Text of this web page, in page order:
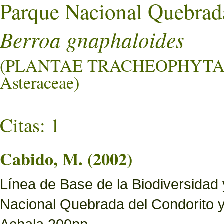
Parque Nacional
Berroa gnaphaloides
(PLANTAE
Asteraceae)
Citas: 1
Cabido, M. (2002)
Línea de Base de la
Nacional Quebrada del Condorito